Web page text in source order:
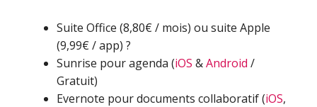
Suite Office (8,80€ / mois) ou suite Apple
(9,99€ / app) ?
Sunrise pour agenda (iOS &Android /
Gratuit)
Evernote pour documents collaboratif (iOS,